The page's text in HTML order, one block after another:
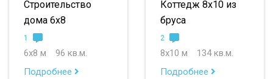
Строительство
дома 6х8
1
6х8 м
96 кв.м.
Подробнее
Коттедж 8х10 из
бруса
2
8х10 м
134 кв.м.
Подробнее